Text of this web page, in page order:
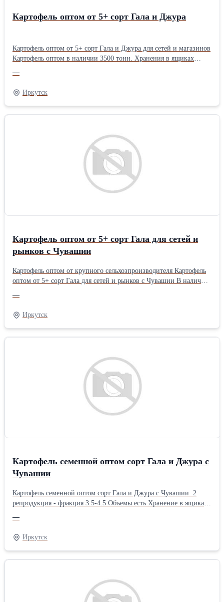
Картофель оптом от 5+ сорт Гала и Джура
Картофель оптом от 5+ сорт Гала и Джура для сетей и магазинов
Картофель оптом в наличии 3500 тонн. Хранения в ящиках
мониторим) Отгружаем только оптом от 5 тонн Приезжайте,
смотритеВид: Картофель
—
Иркутск
Картофель оптом от 5+ сорт Гала для сетей и
рынков c Чувашии
Картофель оптом от крупного сельхозпроизводителя Картофель
оптом от 5+ сорт Гала для сетей и рынков c Чувашии В наличии
песчаная, погода в этом году была удачная. При производстве
картофеля были соблюдены агротехнические мыры, в результате
получили качественный картофель без повреждений и болезней.
Хранения в ящиках, зарубежная уборочная техника Лучшие
—
Иркутск
Картофель семенной оптом сорт Гала и Джура с
Чувашии
Картофель семенной оптом сорт Гала и Джура с Чувашии 2
репродукция - фракция 3.5-4.5 Объемы есть Хранение в ящиках /
Картофель
—
Иркутск